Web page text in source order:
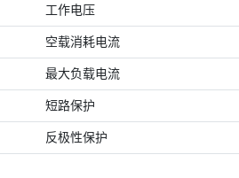
工作电压
空载消耗电流
最大负载电流
短路保护
反极性保护